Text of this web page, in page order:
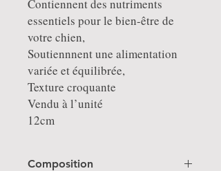
Contiennent des nutriments
essentiels pour le bien-être de
votre chien,
Soutiennnent une alimentation
variée et équilibrée,
Texture croquante
Vendu à l’unité
12cm
Composition